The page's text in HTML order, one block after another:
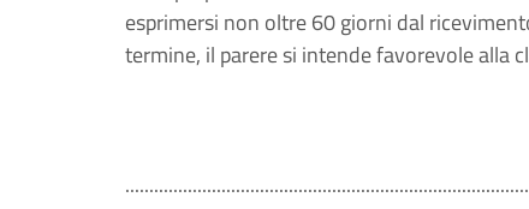
esprimersi non oltre 60 giorni dal
termine, il parere si intende favorevole alla